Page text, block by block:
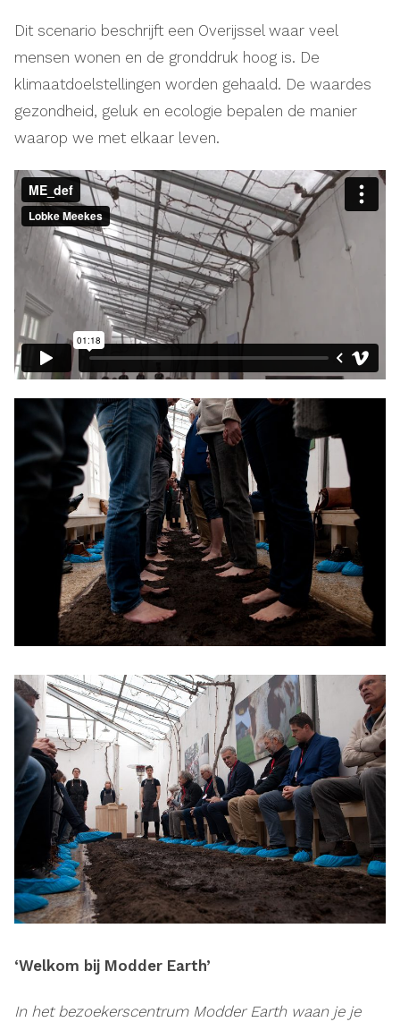
Dit scenario beschrijft een Overijssel waar veel
mensen wonen en de gronddruk hoog is. De
klimaatdoelstellingen worden gehaald. De waardes
gezondheid, geluk en ecologie bepalen de manier
waarop we met elkaar leven.
‘Welkom bij Modder Earth’
In het bezoekerscentrum Modder Earth waan je je